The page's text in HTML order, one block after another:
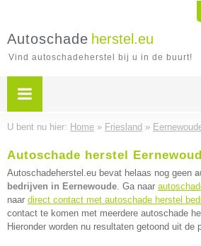
Autoschade herstel.eu
Vind autoschadeherstel bij u in de buurt!
U bent nu hier: Home » Friesland »
Autoschade herstel
Autoschadeherstel.eu bevat helaas nog geen
bedrijven in Eernewoude. Ga naar
naar direct contact met autoschade herstel
contact te komen met meerdere autoschade
Hieronder worden nu resultaten getoond uit de